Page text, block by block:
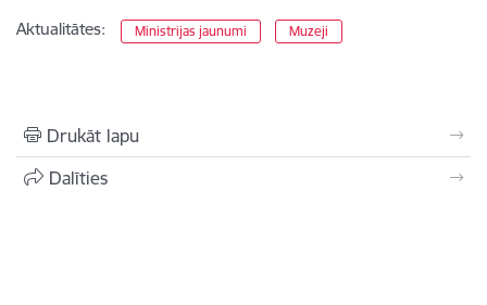
Aktualitātes: Ministrijas jaunumi Muzeji
Drukāt lapu
Dalīties